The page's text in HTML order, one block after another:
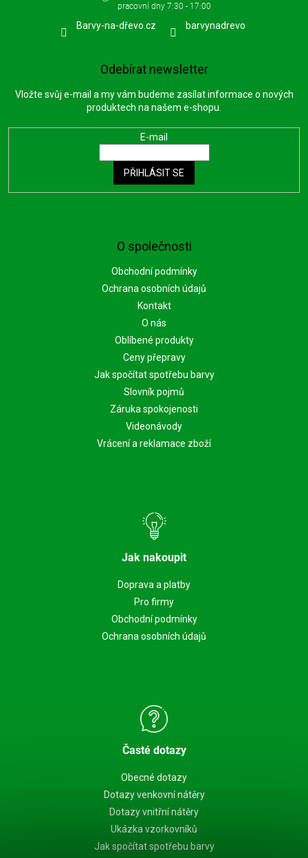
O společnosti
Obchodní podmínky
Ochrana osobních údajů
Kontakt
O nás
Oblíbené produkty
Ceny přepravy
Jak spočítat spotřebu barvy
Slovník pojmů
Záruka spokojenosti
Videonávody
Vrácení a reklamace zboží
Jak nakoupit
Doprava a platby
Pro firmy
Obchodní podmínky
Ochrana osobních údajů
Časté dotazy
Obecné dotazy
Dotazy venkovní nátěry
Dotazy vnitřní nátěry
Ukázka vzorkovníků
Jak spočítat spotřebu barvy
Barvy-na-dřevo.cz barvynadrevo
Odebírat newsletter
Vložte svůj e-mail a my vám budeme zasílat informace o nových
produktech na našem e-shopu.
E-mail
PŘIHLÁSIT SE